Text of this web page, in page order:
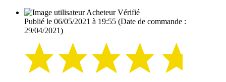
Acheteur Vérifié
Publié le 06/05/2021 à 19:55 (Date de commande :
29/04/2021)